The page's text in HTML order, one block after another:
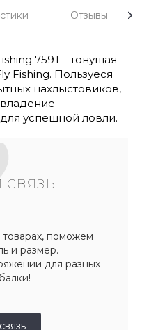
Отзывы
759T - тонущая
Fishing. Пользуеся
нахлыстовиков,
успешной ловли.
поможем
и размер.
для разных